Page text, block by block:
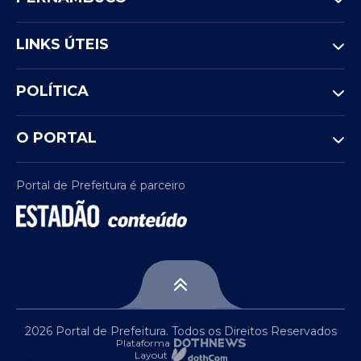
View this post on Instagram
LINKS ÚTEIS
POLÍTICA
O PORTAL
Portal de Prefeitura é parceiro
2026 Portal de Prefeitura. Todos os Direitos Reservados
Plataforma
Layout